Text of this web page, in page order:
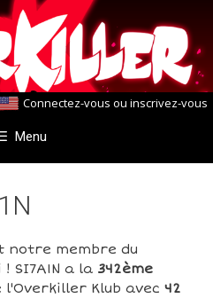
Connectez-vous ou inscrivez-vous
Menu
notre membre du
SI7A1N a la 342ème
Klub avec 42